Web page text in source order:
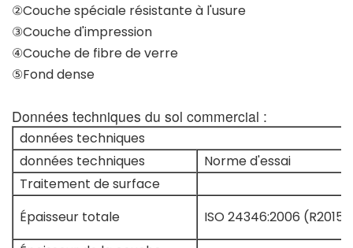
②Couche spéciale résistante à l'usure
③Couche d'impression
④Couche de fibre de verre
⑤Fond dense
Données techniques du sol commercial :
données techniques
données techniques
Norme d'essai
Traitement de surface
Épaisseur totale
ISO 24346:2006 (R2015)